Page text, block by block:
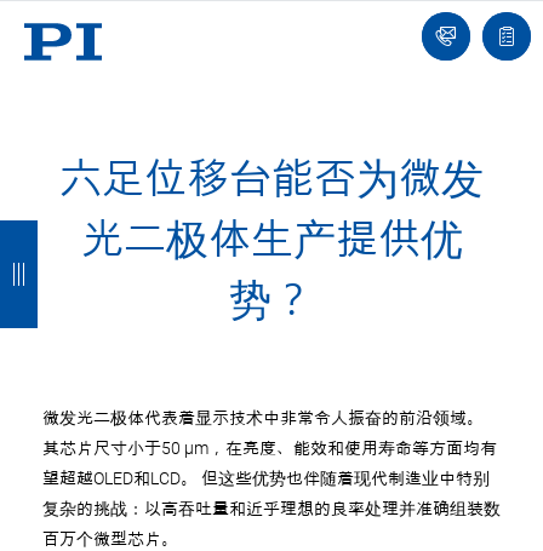
联
系
报
价
们
六足位移台能否为微发
光二极体生产提供优
势？
微发光二极体代表着显示技术中非常令人振奋的前沿领域。
其芯片尺寸小于50 µm，在亮度、能效和使用寿命等方面均有
望超越OLED和LCD。 但这些优势也伴随着现代制造业中特别
复杂的挑战：以高吞吐量和近乎理想的良率处理并准确组装数
百万个微型芯片。
返
返
返
返